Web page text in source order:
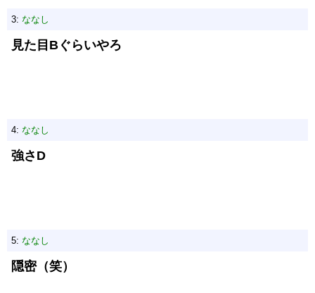
3: ななし
見た目Bぐらいやろ
4: ななし
強さD
5: ななし
隠密（笑）